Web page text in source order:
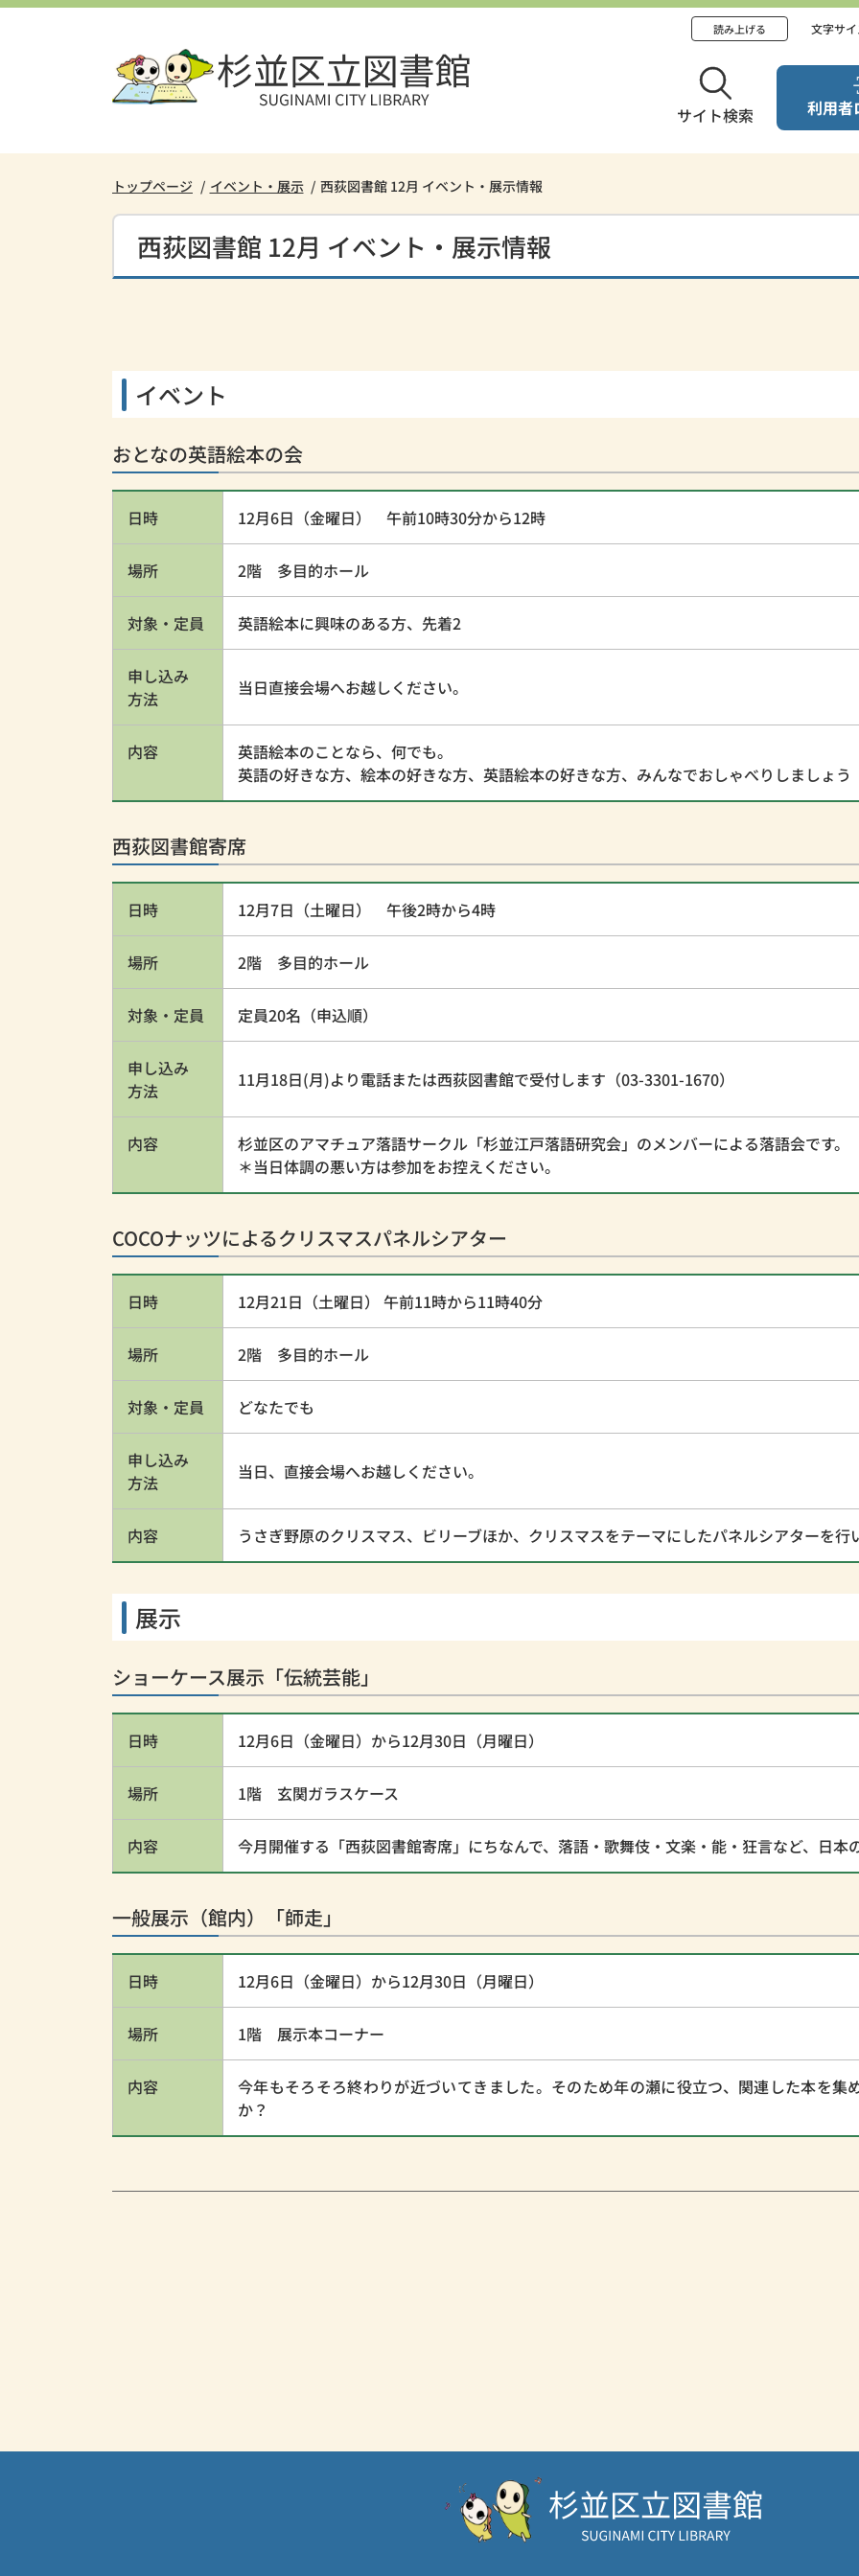
本
プ
読み上げる 文字サ
サイト検索 利用者
トップページ イベント・展示 西荻図書館 12月 イベント・展示情報
西荻図書館 12月 イベント・展示情報
イベント
おとなの英語絵本の会
日時 12月6日（金曜日） 午前10時30分から12時
場所 2階 多目的ホール
対象・定員 英語絵本に興味のある方、先着2
申し込み
方法
当日直接会場へお越しください。
内容
英語絵本のことなら、何でも。
英語の好きな方、絵本の好きな方、英語絵本の好きな方、みんなでおしゃべりしましょう
西荻図書館寄席
日時 12月7日（土曜日） 午後2時から4時
場所 2階 多目的ホール
対象・定員 定員20名（申込順）
申し込み
方法
11月18日(月)より電話または西荻図書館で受付します（03-3301-1670）
内容
杉並区のアマチュア落語サークル「杉並江戸落語研究会」のメンバーによる落語会です。
＊当日体調の悪い方は参加をお控えください。
COCOナッツによるクリスマスパネルシアター
日時 12月21日（土曜日） 午前11時から11時40分
場所 2階 多目的ホール
対象・定員 どなたでも
申し込み
方法
当日、直接会場へお越しください。
内容 うさぎ野原のクリスマス、ビリーブほか、クリスマスをテーマにしたパネルシアターを行
展示
ショーケース展示「伝統芸能」
日時 12月6日（金曜日）から12月30日（月曜日）
場所 1階 玄関ガラスケース
内容 今月開催する「西荻図書館寄席」にちなんで、落語・歌舞伎・文楽・能・狂言など、日本
一般展示（館内）「師走」
日時 12月6日（金曜日）から12月30日（月曜日）
場所 1階 展示本コーナー
内容
今年もそろそろ終わりが近づいてきました。そのため年の瀬に役立つ、関連した本を
か？